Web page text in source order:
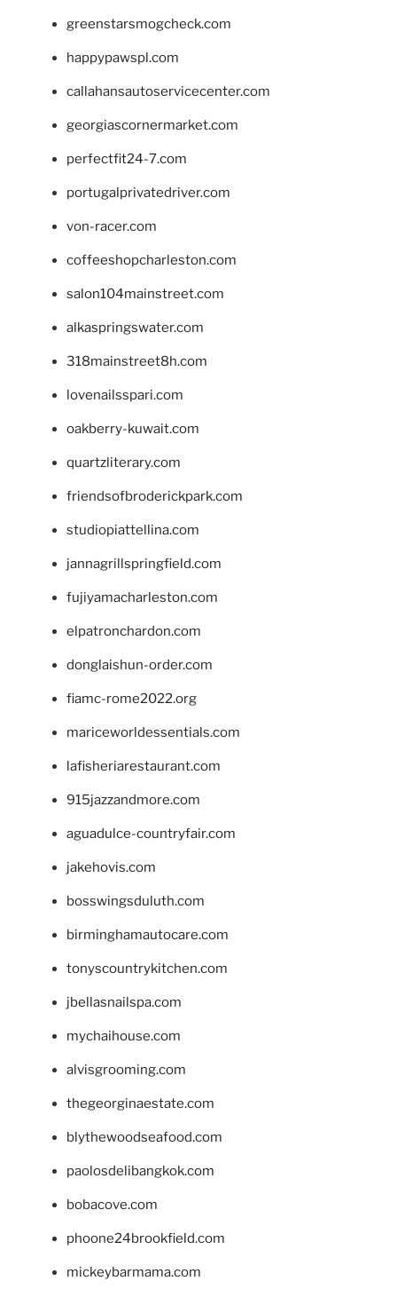
greenstarsmogcheck.com
happypawspl.com
callahansautoservicecenter.com
georgiascornermarket.com
perfectfit24-7.com
portugalprivatedriver.com
von-racer.com
coffeeshopcharleston.com
salon104mainstreet.com
alkaspringswater.com
318mainstreet8h.com
lovenailsspari.com
oakberry-kuwait.com
quartzliterary.com
friendsofbroderickpark.com
studiopiattellina.com
jannagrillspringfield.com
fujiyamacharleston.com
elpatronchardon.com
donglaishun-order.com
fiamc-rome2022.org
mariceworldessentials.com
lafisheriarestaurant.com
915jazzandmore.com
aguadulce-countryfair.com
jakehovis.com
bosswingsduluth.com
birminghamautocare.com
tonyscountrykitchen.com
jbellasnailspa.com
mychaihouse.com
alvisgrooming.com
thegeorginaestate.com
blythewoodseafood.com
paolosdelibangkok.com
bobacove.com
phoone24brookfield.com
mickeybarmama.com